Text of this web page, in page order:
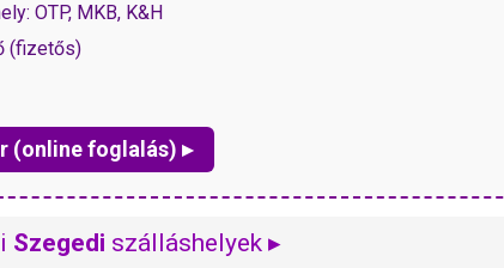
OTP, MKB, K&H
(fizetős)
(online foglalás) ▸
Szegedi szálláshelyek ▸